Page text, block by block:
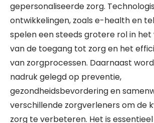
gepersonaliseerde zorg.
ontwikkelingen, zoals e-health en
spelen een steeds grotere rol in
van de toegang tot zorg en het
van zorgprocessen. Daarnaast
nadruk gelegd op preventie,
gezondheidsbevordering en
verschillende zorgverleners om de
zorg te verbeteren. Het is